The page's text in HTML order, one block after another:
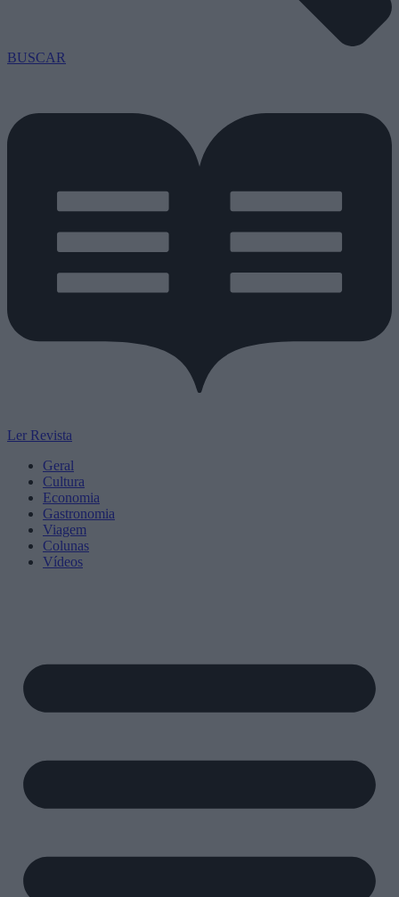
BUSCAR
Ler Revista
Geral
Cultura
Economia
Gastronomia
Viagem
Colunas
Vídeos